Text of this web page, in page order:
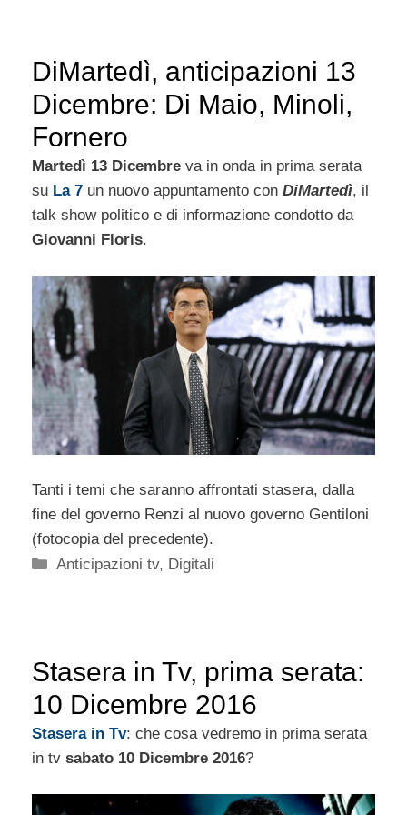
DiMartedì, anticipazioni 13
Dicembre: Di Maio, Minoli,
Fornero
Martedì 13 Dicembre va in onda in prima serata
su La 7 un nuovo appuntamento con DiMartedì, il
talk show politico e di informazione condotto da
Giovanni Floris.
Tanti i temi che saranno affrontati stasera, dalla
fine del governo Renzi al nuovo governo Gentiloni
(fotocopia del precedente).
Categorie
Anticipazioni tv, Digitali
Stasera in Tv, prima serata:
10 Dicembre 2016
Stasera in Tv: che cosa vedremo in prima serata
in tv sabato 10 Dicembre 2016?